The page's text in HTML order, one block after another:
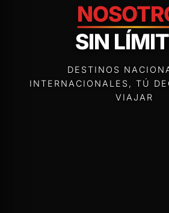
SIN
DESTINOS
INTERNACIONALES, TÚ
VIAJAR